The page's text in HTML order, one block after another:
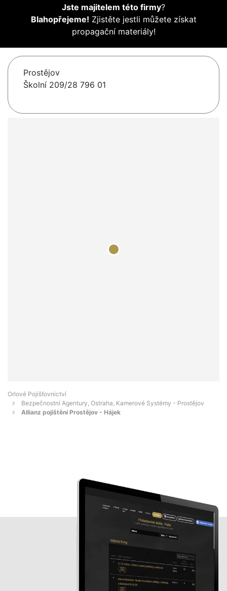
Jste majitelem této firmy?
Blahopřejeme! Zjistěte jestli můžete získat
propagační materiály!
Prostějov
Školní 209/28 796 01
Orlové Pojišťovnictví
Bezpečnostní Agentury, Ostraha, Kamerové Systémy - Prostějov
Allianz pojištění Prostějov - Hájek